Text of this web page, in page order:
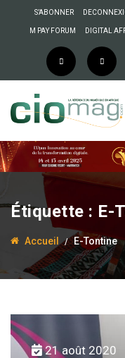
S’ABONNER
M PAY FORUM DIGITAL
Étiquette : E-
Accueil E-Tontine
21 août 2020